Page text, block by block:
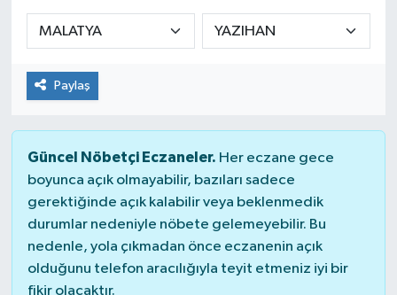
Paylaş
Güncel Nöbetçi Eczaneler. Her eczane gece
boyunca açık olmayabilir, bazıları sadece
gerektiğinde açık kalabilir veya beklenmedik
durumlar nedeniyle nöbete gelemeyebilir. Bu
nedenle, yola çıkmadan önce eczanenin açık
olduğunu telefon aracılığıyla teyit etmeniz iyi bir
fikir olacaktır.
Sağlık
Spor
Yaşam